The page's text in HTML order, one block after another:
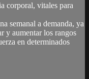
corporal, vitales para
semanal a demanda, ya
y aumentar los rangos
en determinados